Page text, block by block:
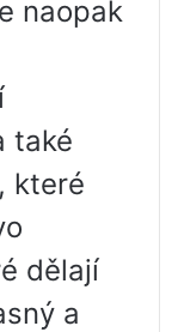
naopak
také
které
dělají
a